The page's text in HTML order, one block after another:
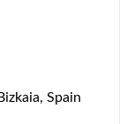
Spain